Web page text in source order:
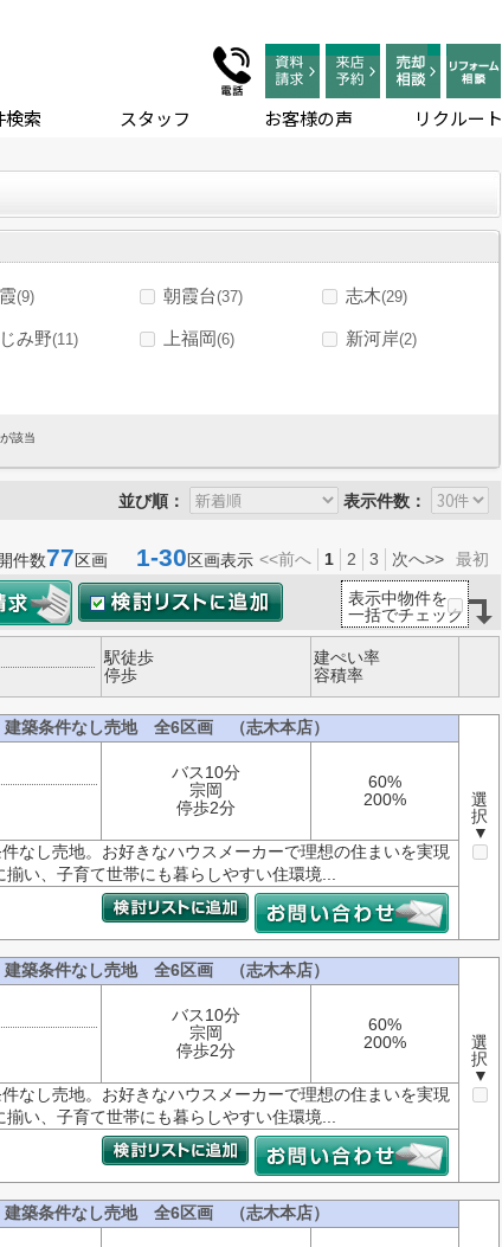
検索 スタッフ お客様の声 リクルート
(9) 朝霞台(37) 志木(29)
み野(11) 上福岡(6) 新河岸(2)
該当
並び順： 表示件数：
件数77区画 1-30区画表示 <<前へ 1 2 3 次へ>> 最初
表示中物件を
一括でチェック
駅徒歩
停歩
建ぺい率
容積率
築条件なし売地 全6区画 （志木本店）
選
択
▼
バス10分
宗岡
停歩2分
60%
200%
なし売地。お好きなハウスメーカーで理想の住まいを実現
い、子育て世帯にも暮らしやすい住環境...
築条件なし売地 全6区画 （志木本店）
選
択
▼
バス10分
宗岡
停歩2分
60%
200%
なし売地。お好きなハウスメーカーで理想の住まいを実現
い、子育て世帯にも暮らしやすい住環境...
築条件なし売地 全6区画 （志木本店）